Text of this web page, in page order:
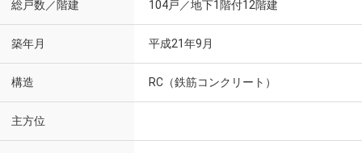
総戸数／階建 104戸／地下1階付12階建
築年月 平成21年9月
構造 RC（鉄筋コンクリート）
主方位